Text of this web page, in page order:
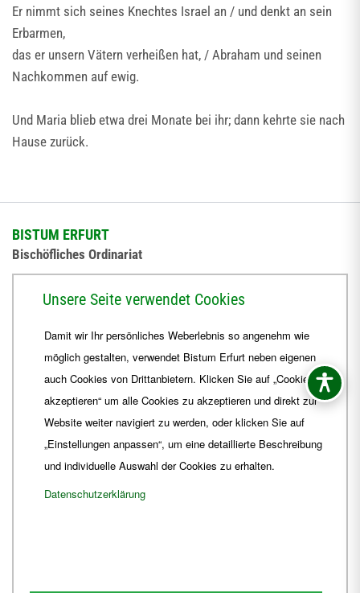
Er nimmt sich seines Knechtes Israel an / und denkt an sein
Erbarmen,
das er unsern Vätern verheißen hat, / Abraham und seinen
Nachkommen auf ewig.
Und Maria blieb etwa drei Monate bei ihr; dann kehrte sie nach
Hause zurück.
BISTUM ERFURT
Bischöfliches Ordinariat
+49 361 6572-444
ordinariat Bistum-Erfurt.de
Unsere Seite verwendet Cookies
Damit wir Ihr persönliches Weberlebnis so angenehm wie
möglich gestalten, verwendet Bistum Erfurt neben eigenen
auch Cookies von Drittanbietern. Klicken Sie auf „Cookies
akzeptieren“ um alle Cookies zu akzeptieren und direkt zur
Website weiter navigiert zu werden, oder klicken Sie auf
„Einstellungen anpassen“, um eine detaillierte Beschreibung
und individuelle Auswahl der Cookies zu erhalten.
Datenschutzerklärung